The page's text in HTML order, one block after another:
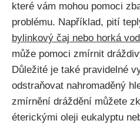
které vám mohou pomoci
problému. Například, pití
bylinkový čaj nebo horká
může pomoci zmírnit
Důležité je také pravidelné
odstraňovat nahromaděný
zmírnění dráždění můžete
éterickými oleji eukalyptu